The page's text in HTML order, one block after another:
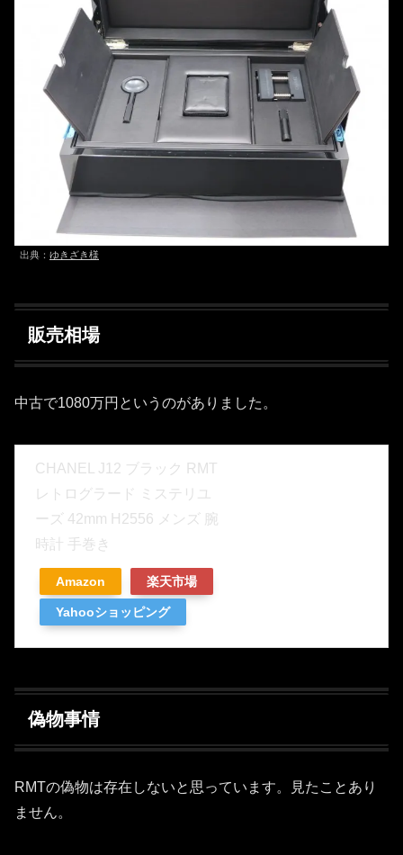
出典： ゆきざき様
販売相場
中古で1080万円というのがありました。
CHANEL J12 ブラック RMT
レトログラード ミステリユ
ーズ 42mm H2556 メンズ 腕
時計 手巻き
Amazon 楽天市場
Yahooショッピング
偽物事情
RMTの偽物は存在しないと思っています。見たことあり
ません。